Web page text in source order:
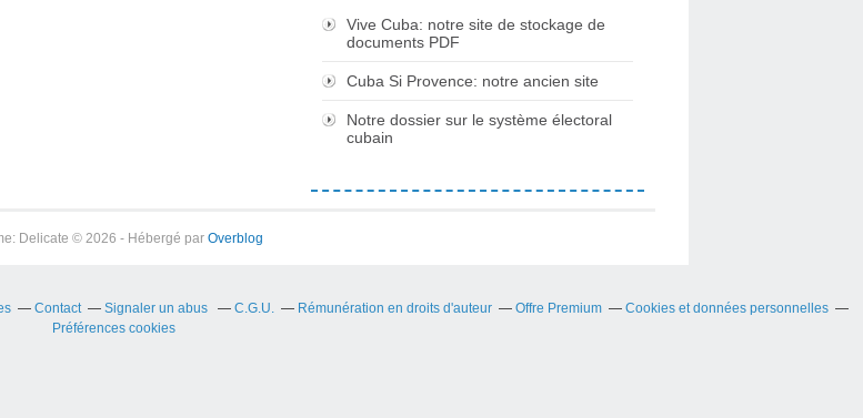
Vive Cuba: notre site de stockage de
documents PDF
Cuba Si Provence: notre ancien site
Notre dossier sur le système électoral
cubain
Delicate © 2026 - Hébergé par Overblog
Contact Signaler un abus C.G.U. Rémunération en droits d'auteur Offre Premium
Cookies et données personnelles
Préférences cookies